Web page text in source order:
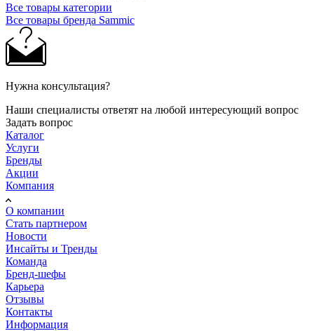
Все товары категории
Все товары бренда Sammic
Нужна консультация?
Наши специалисты ответят на любой интересующий вопрос
Задать вопрос
Каталог
Услуги
Бренды
Акции
Компания
О компании
Стать партнером
Новости
Инсайты и Тренды
Команда
Бренд-шефы
Карьера
Отзывы
Контакты
Информация